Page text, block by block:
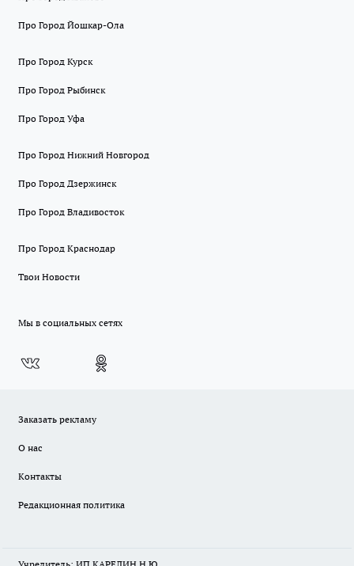
Про Город Йошкар-Ола
Про Город Курск
Про Город Рыбинск
Про Город Уфа
Про Город Нижний Новгород
Про Город Дзержинск
Про Город Владивосток
Про Город Краснодар
Твои Новости
Мы в социальных сетях
Заказать рекламу
О нас
Контакты
Редакционная политика